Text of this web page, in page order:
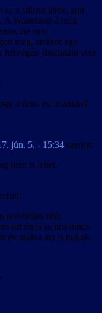
az a stílusú játék, ami
A Wasteland 2 még
de nem
meg, amikor egy
hétvégén játszottam vele
a deus ex: mankind
jún. 5. - 15:34 szerint:
nem is lehet.
revolution rész
ezt én is sajnos nincs
év múlva azt is tudjuk